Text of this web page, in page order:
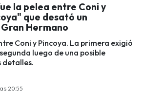
la pelea entre Coni y
que desató un
Hermano
Coni y Pincoya. La primera exigió
luego de una posible
detalles.
20:55